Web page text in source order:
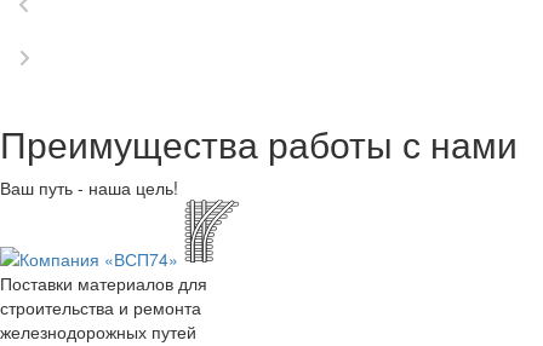
Преимущества работы с нами
Ваш путь - наша цель!
Поставки материалов для
строительства и ремонта
железнодорожных путей